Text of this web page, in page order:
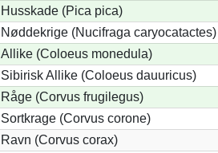
Husskade (Pica pica)
Nøddekrige (Nucifraga caryocatactes)
Allike (Coloeus monedula)
Sibirisk Allike (Coloeus dauuricus)
Råge (Corvus frugilegus)
Sortkrage (Corvus corone)
Ravn (Corvus corax)